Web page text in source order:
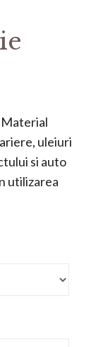
uleiuri
si auto
utilizarea